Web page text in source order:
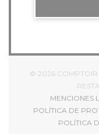
© 2026
MENCIONES
POLÍTICA DE
POLÍTICA